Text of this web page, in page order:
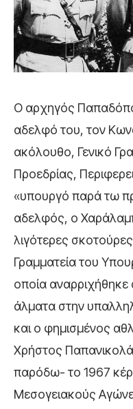
Ο αρχηγός
αδελφό του, τον
ακόλουθο, Γενικό
Προεδρίας,
«υπουργό παρά τω
αδελφός, ο
λιγότερες
Γραμματεία του
οποία
άλματα στην
και ο φημισμένος
Χρήστος
παρόδω- το 1967
Μεσογειακούς